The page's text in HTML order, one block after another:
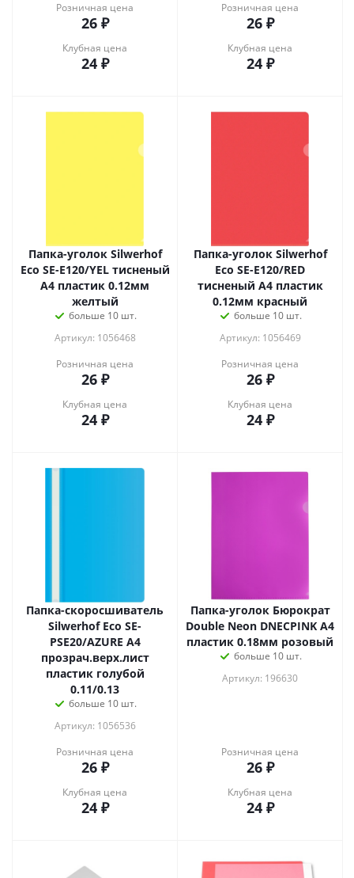
Розничная цена
26₽
Клубная цена
24₽
Розничная цена
26₽
Клубная цена
24₽
Папка-уголок Silwerhof
Eco SE-E120/YEL тисненый
A4 пластик 0.12мм
желтый
больше 10 шт.
Артикул: 1056468
Розничная цена
26₽
Клубная цена
24₽
Папка-уголок Silwerhof
Eco SE-E120/RED
тисненый A4 пластик
0.12мм красный
больше 10 шт.
Артикул: 1056469
Розничная цена
26₽
Клубная цена
24₽
Папка-скоросшиватель
Silwerhof Eco SE-
PSE20/AZURE A4
прозрач.верх.лист
пластик голубой
0.11/0.13
больше 10 шт.
Артикул: 1056536
Розничная цена
26₽
Клубная цена
24₽
Папка-уголок Бюрократ
Double Neon DNECPINK A4
пластик 0.18мм розовый
больше 10 шт.
Артикул: 196630
Розничная цена
26₽
Клубная цена
24₽